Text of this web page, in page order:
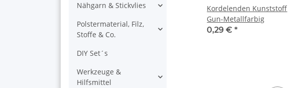
Kordelenden Kunststoff
Gun-Metallfarbig
0,29 €*
Nähgarn & Stickvlies
Polstermaterial, Filz,
Stoffe & Co.
DIY Set´s
Werkzeuge &
Hilfsmittel